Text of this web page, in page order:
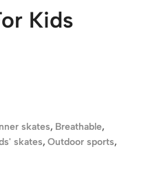
Kids
skates, Breathable,
skates, Outdoor sports,